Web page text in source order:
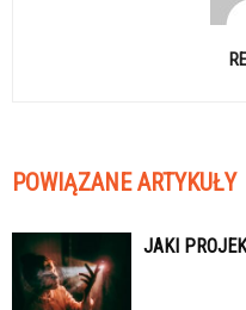
POWIĄZANE ARTYKUŁY
JAKI